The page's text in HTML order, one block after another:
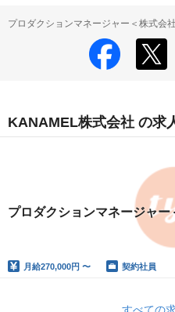
プロダクションマネージャー＜株式会
KANAMEL株式会社 の求
プロダクションマネージャー
月給270,000円 〜 契約社員